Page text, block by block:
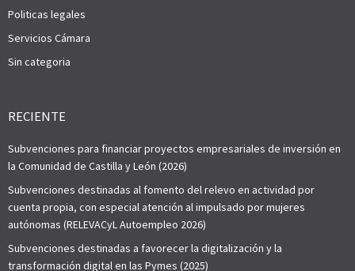
Politicas legales
Servicios Cámara
Sin categoria
RECIENTE
Subvenciones para financiar proyectos empresariales de inversión en
la Comunidad de Castilla y León (2026)
Subvenciones destinadas al fomento del relevo en actividad por
cuenta propia, con especial atención al impulsado por mujeres
autónomas (RELEVACyL Autoempleo 2026)
Subvenciones destinadas a favorecer la digitalización y la
transformación digital en las Pymes (2025)